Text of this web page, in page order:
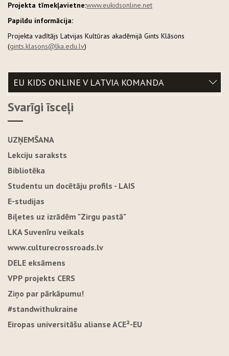
Projekta tīmekļavietne:www.eukidsonline.net
Papildu informācija:
Projekta vadītājs Latvijas Kultūras akadēmijā Gints Klāsons
(gints.klasons@lka.edu.lv)
EU KIDS ONLINE V LATVIA KOMANDA
Svarīgi īsceļi
UZŅEMŠANA
Lekciju saraksts
Bibliotēka
Studentu un docētāju profils - LAIS
E-studijas
Biļetes uz izrādēm "Zirgu pastā"
LKA Suvenīru veikals
www.culturecrossroads.lv
DELE eksāmens
VPP projekts CERS
Ziņo par pārkāpumu!
#standwithukraine
Eiropas universitāšu alianse ACE²-EU